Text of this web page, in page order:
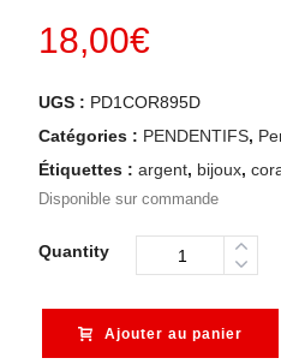
18,00€
UGS : PD1COR895D
Catégories : PENDENTIFS,
Étiquettes : argent, bijoux,
Disponible sur commande
Quantity
Ajouter au panier